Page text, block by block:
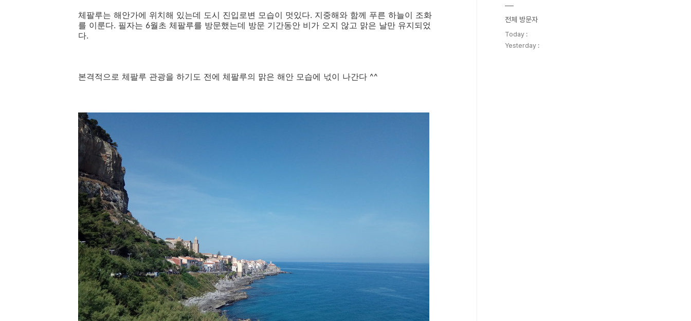
체팔루는 해안가에 위치해 있는데 도시 진입로변 모습이 멋있다. 지중해와 함께 푸른 하늘이 조화
를 이룬다. 필자는 6월초 체팔루를 방문했는데 방문 기간동안 비가 오지 않고 맑은 날만 유지되었
다.
본격적으로 체팔루 관광을 하기도 전에 체팔루의 맑은 해안 모습에 넋이 나간다 ^^
전체 방문자
Today :
Yesterday :